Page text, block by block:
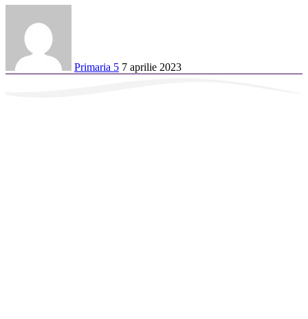
Primaria 5 7 aprilie 2023